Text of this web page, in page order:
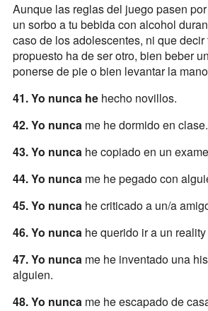
Aunque las reglas del juego pasen
un sorbo a tu bebida con alcohol
caso de los adolescentes, ni que
propuesto ha de ser otro, bien beber
ponerse de pie o bien levantar la
41. Yo nunca hehecho novillos.
42. Yo nuncame he dormido en clase.
43. Yo nuncahe copiado en un
44. Yo nuncame he pegado con
45. Yo nuncahe criticado a un/a
46. Yo nuncahe querido ir a un reality
47. Yo nuncame he inventado una
alguien.
48. Yo nuncame he escapado de